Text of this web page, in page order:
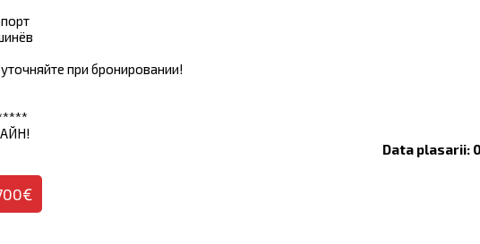
при бронировании!
Data plasarii: